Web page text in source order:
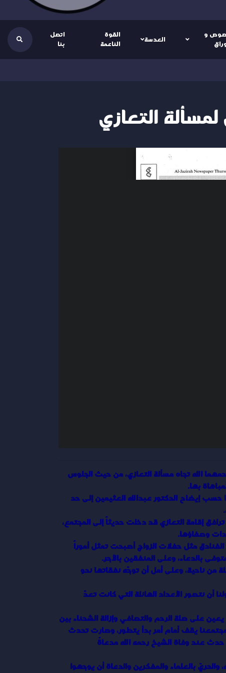
و
العدسة
القوة
الناعمة
اتصل
بنا
التعازي
الله تجاه مسألة التعازي، من حيث الجلوس
بها.
إيضاح الدكتور عبدالله العثيمين إلى حد
إقامة التعازي قد دخلت حديثاً إلى المجتمع،
وصفاؤها.
مثل حفلات الزواج أصبحت تمثل أموراً
بالدعاء، وعلى المنفقين بالأجر.
من ناحية، وعلى أمل أن توجّه نفقاتها نحو
أن نتصور الأعداد الهائلة التي كانت تعدّ
على صلة الرحم والتصافي وإزالة الشحناء بين
يقف أمام أمر بدأ يتطور، وصارت تحدث
عند وفاة الشيخ رحمه الله مدعاةً
بالعلماء والمفكرين والدعاة أن يوجهوا